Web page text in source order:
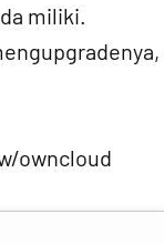
miliki.
owncloud